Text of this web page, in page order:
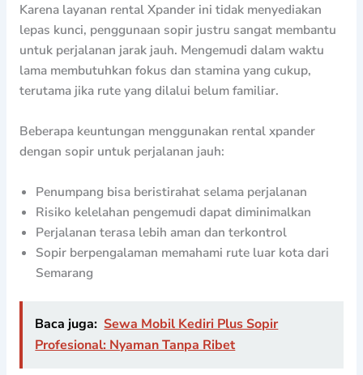
Karena layanan rental Xpander ini tidak menyediakan
lepas kunci, penggunaan sopir justru sangat membantu
untuk perjalanan jarak jauh. Mengemudi dalam waktu
lama membutuhkan fokus dan stamina yang cukup,
terutama jika rute yang dilalui belum familiar.
Beberapa keuntungan menggunakan rental xpander
dengan sopir untuk perjalanan jauh:
Penumpang bisa beristirahat selama perjalanan
Risiko kelelahan pengemudi dapat diminimalkan
Perjalanan terasa lebih aman dan terkontrol
Sopir berpengalaman memahami rute luar kota dari
Semarang
Baca juga: Sewa Mobil Kediri Plus Sopir
Profesional: Nyaman Tanpa Ribet